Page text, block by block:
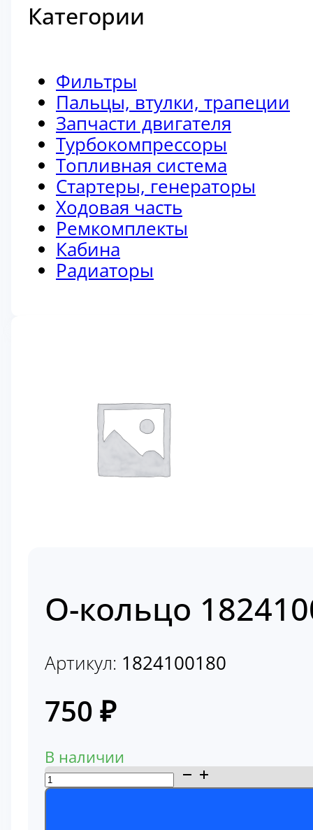
Категории
Фильтры
Пальцы, втулки, трапеции
Запчасти двигателя
Турбокомпрессоры
Топливная система
Стартеры, генераторы
Ходовая часть
Ремкомплекты
Кабина
Радиаторы
О-кольцо
Артикул: 1824100180
750 ₽
В наличии
Количество
товара